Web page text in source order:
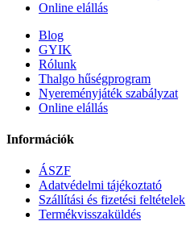
Online elállás
Blog
GYIK
Rólunk
Thalgo hűségprogram
Nyereményjáték szabályzat
Online elállás
Információk
ÁSZF
Adatvédelmi tájékoztató
Szállítási és fizetési feltételek
Termékvisszaküldés